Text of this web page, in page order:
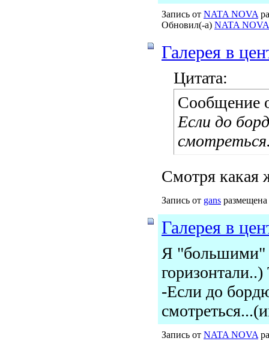
Запись от NATA NOVA
Обновил(-а) NATA NOVA
Галерея в
Цитата:
Сообщение
Если до
Смотря какая
Запись от gans
Галерея в
Я "большими"
-Если до
Запись от NATA NOVA